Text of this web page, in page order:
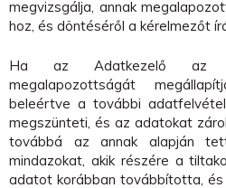
megvizsgálja, annak
hoz, és döntéséről a kérelmezőt
Ha az Adatkezelő az
megalapozottságát
beleértve a további
megszünteti, és az adatokat
továbbá az annak alapján
mindazokat, akik részére a
adatot korábban továbbította, és